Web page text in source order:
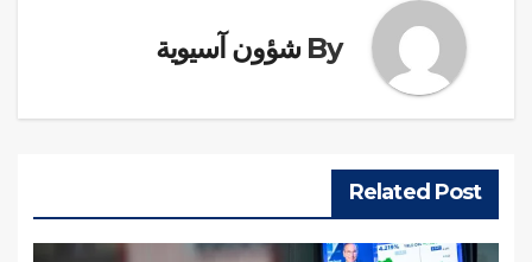
By شؤون آسيوية
Related Post